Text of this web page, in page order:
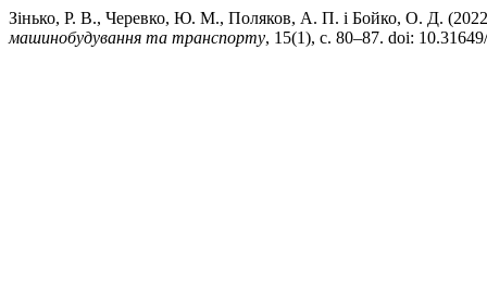
Зінько, Р. В., Черевко, Ю. М., Поляков, А. П. і Бойко, О. Д.
машинобудування та транспорту, 15(1), с. 80–87. doi: